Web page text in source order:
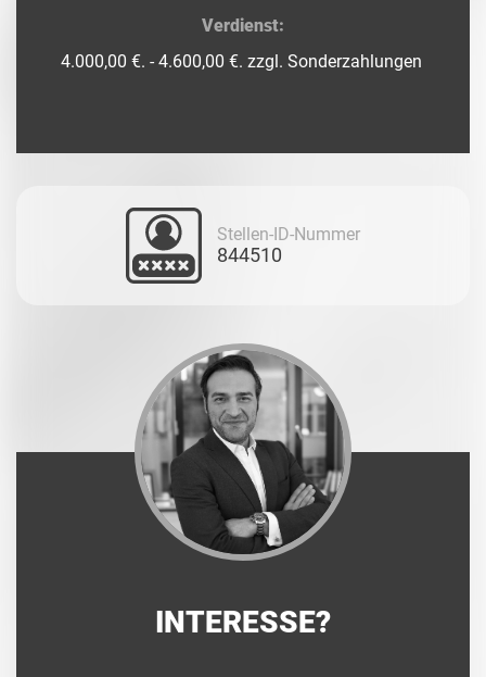
Verdienst:
4.000,00 €. - 4.600,00 €. zzgl. Sonderzahlungen
Stellen-ID-Nummer
844510
INTERESSE?